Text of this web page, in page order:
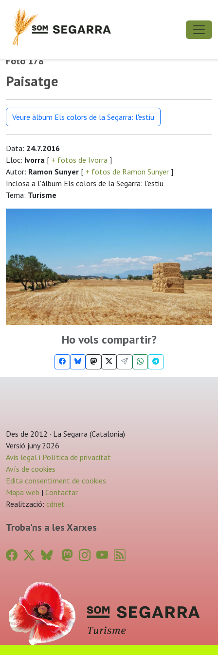
Foto 178
Paisatge
Veure àlbum Els colors de la Segarra: l'estiu
Data: 24.7.2016
Lloc: Ivorra [ + fotos de Ivorra ]
Autor: Ramon Sunyer [ + fotos de Ramon Sunyer ]
Inclosa a l'àlbum Els colors de la Segarra: l'estiu
Tema: Turisme
Ho vols compartir?
Des de 2012 · La Segarra (Catalonia)
Versió juny 2026
Avis legal i Política de privacitat
Avís de cookies
Edita consentiment de cookies
Mapa web | Contactar
Realització: cdnet
Troba'ns a les Xarxes